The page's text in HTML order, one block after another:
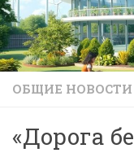
ОБЩИЕ НОВОСТИ
«Дорога